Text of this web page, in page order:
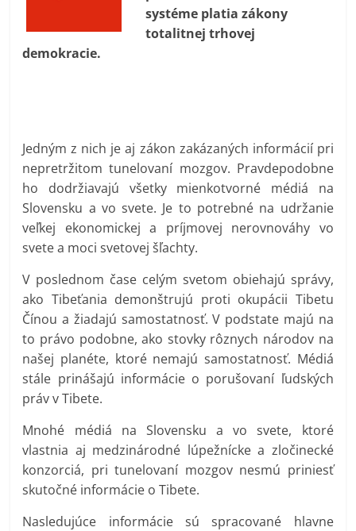
systéme platia zákony
totalitnej trhovej
demokracie.
Jedným z nich je aj zákon zakázaných informácií pri
nepretržitom tunelovaní mozgov. Pravdepodobne
ho dodržiavajú všetky mienkotvorné médiá na
Slovensku a vo svete. Je to potrebné na udržanie
veľkej ekonomickej a príjmovej nerovnováhy vo
svete a moci svetovej šľachty.
V poslednom čase celým svetom obiehajú správy,
ako Tibeťania demonštrujú proti okupácii Tibetu
Čínou a žiadajú samostatnosť. V podstate majú na
to právo podobne, ako stovky rôznych národov na
našej planéte, ktoré nemajú samostatnosť. Médiá
stále prinášajú informácie o porušovaní ľudských
práv v Tibete.
Mnohé médiá na Slovensku a vo svete, ktoré
vlastnia aj medzinárodné lúpežnícke a zločinecké
konzorciá, pri tunelovaní mozgov nesmú priniesť
skutočné informácie o Tibete.
Nasledujúce informácie sú spracované hlavne